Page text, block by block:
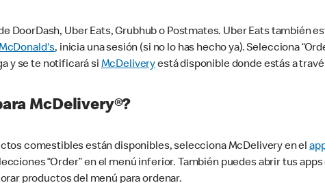
DoorDash, Uber Eats, Grubhub o Postmates. Uber Eats también
, inicia una sesión (si no lo has hecho ya). Selecciona
y se te notificará si McDeliveryestá disponible donde estás a
McDelivery®?
comestibles están disponibles, selecciona McDelivery en el
“Order” en el menú inferior. También puedes abrir tus
productos del menú para ordenar.